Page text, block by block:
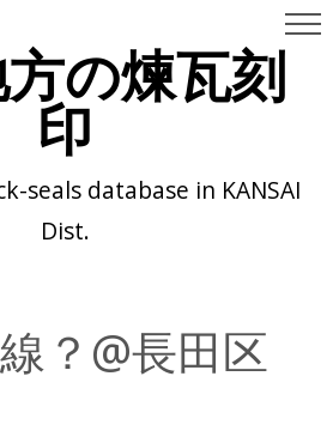
の煉瓦刻
印
seals database in KANSAI
Dist.
？@長田区